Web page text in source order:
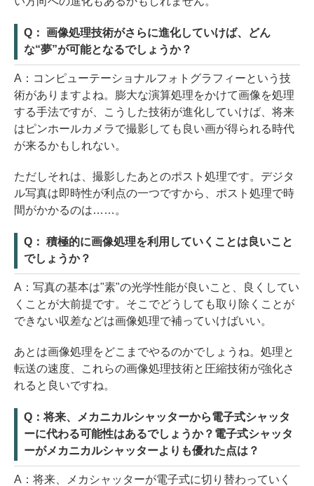
Q： 画像処理技術がさらに進化していけば、どん
な“夢”が可能となるでしょうか？
A：コンピューテーショナルフォトグラフィーという技
術がありますよね。膨大な演算処理をかけて画像を処理
する手法ですが、こうした技術が進化していけば、将来
はピンホールカメラで撮影しても良い画が得られる時代
が来るかもしれない。
ただしそれは、撮影したあとのポスト処理です。デジタ
ル写真は即時性が利点の一つですから、ポスト処理で時
間がかかるのは……。
Q： 積極的に画像処理を利用していくことは良いこと
でしょうか？
A：写真の基本は"素"の光学性能が良いこと、良くしてい
くことが大前提です。そこでどうしても取り除くことが
できない収差などは画像処理で補っていけばいい。
あとは画像処理をどこまでやるのかでしょうね。処理と
転送の速度、これらの画像処理技術と圧縮技術が強化さ
れると良いですね。
Q：将来、メカニカルシャッターから電子式シャッタ
ーに代わる可能性はあるでしょうか？電子式シャッタ
ーがメカニカルシャッターよりも優れた点は？
A：将来、メカシャッターが電子式に切り替わっていく